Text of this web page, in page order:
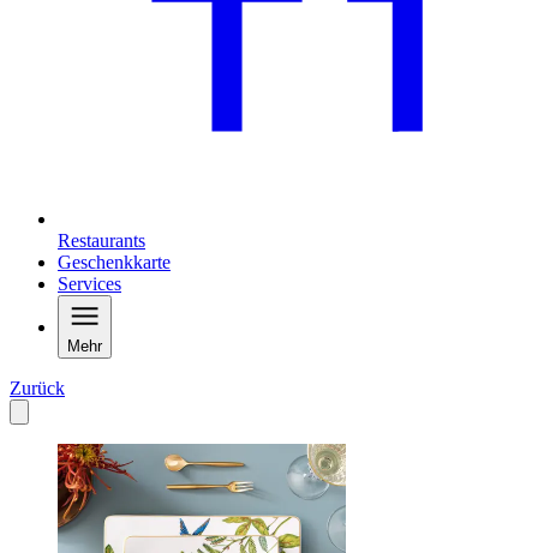
Restaurants
Geschenkkarte
Services
Mehr
Zurück